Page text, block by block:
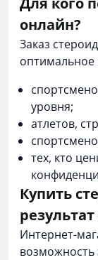
онлайн?
Заказ
уровня;
атлетов,
тех, кто
Купить
Интернет-
возможность